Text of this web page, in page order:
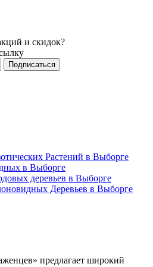
и скидок?
Подписаться
Растений в Выборге
в Выборге
деревьев в Выборге
Деревьев в Выборге
предлагает широкий